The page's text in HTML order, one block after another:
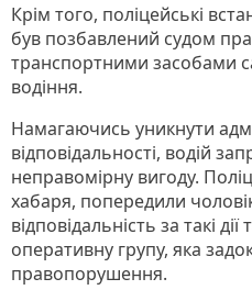
Крім того, поліцейські
був позбавлений судом
транспортними засобами
водіння.
Намагаючись уникнути
відповідальності, водій
неправомірну вигоду.
хабаря, попередили
відповідальність за такі
оперативну групу, яка
правопорушення.